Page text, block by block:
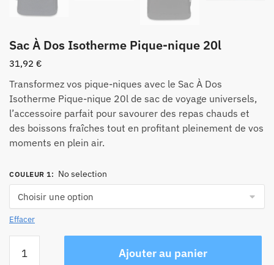
Sac À Dos Isotherme Pique-nique 20l
31,92 €
Transformez vos pique-niques avec le Sac À Dos
Isotherme Pique-nique 20l de sac de voyage universels,
l’accessoire parfait pour savourer des repas chauds et
des boissons fraîches tout en profitant pleinement de vos
moments en plein air.
COULEUR 1: No selection
Effacer
Ajouter au panier